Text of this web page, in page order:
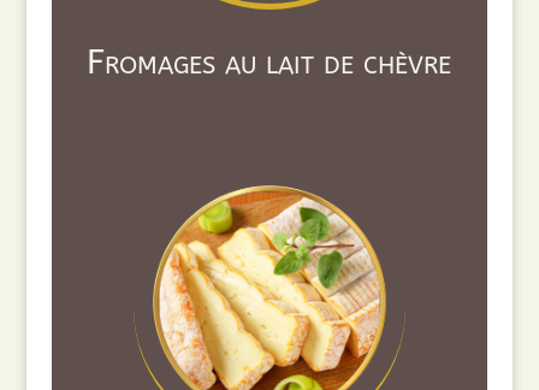
Fromages au lait de chèvre